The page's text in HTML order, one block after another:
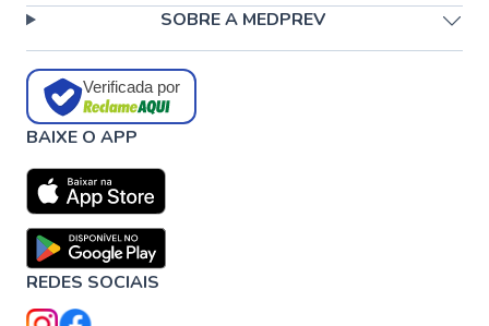
SOBRE A MEDPREV
Verificada por
BAIXE O APP
REDES SOCIAIS